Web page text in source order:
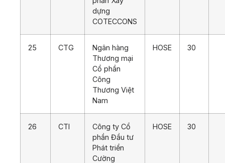
dựng
COTECCONS
25 CTG
Ngân hàng
Thương mại
Cổ phần
Công
Thương Việt
Nam
HOSE 30
26 CTI
Công ty Cổ
phần Đầu tư
Phát triển
Cường
HOSE 30